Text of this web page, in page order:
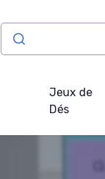
Jeux de
Dés